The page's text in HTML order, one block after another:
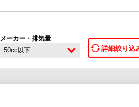
メーカー・排気量
50cc以下
詳細絞り込